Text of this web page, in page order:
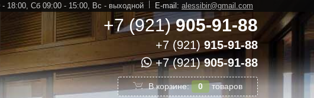
- 18:00, Сб 09:00 - 15:00, Вс - выходной E-mail: alessibir@gmail.com
+7 (921)905-91-88
+7 (921)915-91-88
+7 (921)905-91-88
В корзине: 0 товаров